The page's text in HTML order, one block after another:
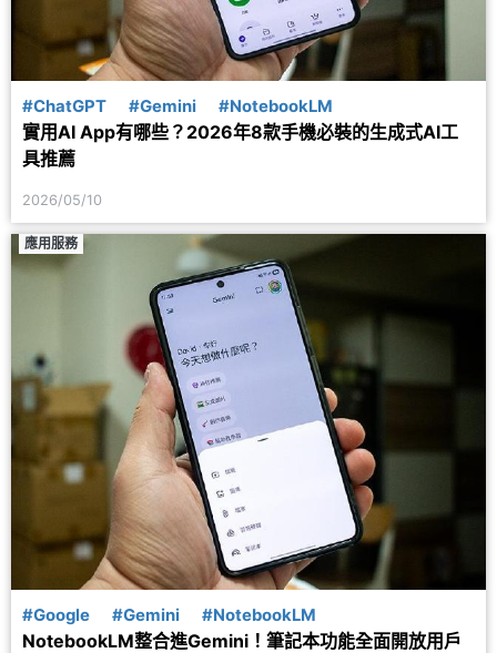
#ChatGPT #Gemini #NotebookLM
實用AI App有哪些？2026年8款手機必裝的生成式AI工
具推薦
2026/05/10
應用服務
#Google #Gemini #NotebookLM
NotebookLM整合進Gemini！筆記本功能全面開放用戶